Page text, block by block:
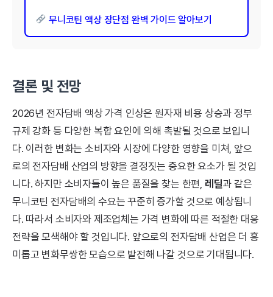
무니코틴 액상 장단점 완벽 가이드 알아보기
결론 및 전망
2026년 전자담배 액상 가격 인상은 원자재 비용 상승과 정부
규제 강화 등 다양한 복합 요인에 의해 촉발될 것으로 보입니
다. 이러한 변화는 소비자와 시장에 다양한 영향을 미쳐, 앞으
로의 전자담배 산업의 방향을 결정짓는 중요한 요소가 될 것입
니다. 하지만 소비자들이 높은 품질을 찾는 한편, 레딜과 같은
무니코틴 전자담배의 수요는 꾸준히 증가할 것으로 예상됩니
다. 따라서 소비자와 제조업체는 가격 변화에 따른 적절한 대응
전략을 모색해야 할 것입니다. 앞으로의 전자담배 산업은 더 흥
미롭고 변화무쌍한 모습으로 발전해 나갈 것으로 기대됩니다.